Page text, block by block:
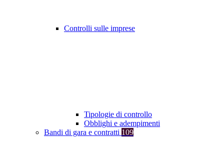
Controlli sulle imprese
Tipologie di controllo
Obblighi e adempimenti
Bandi di gara e contratti 109